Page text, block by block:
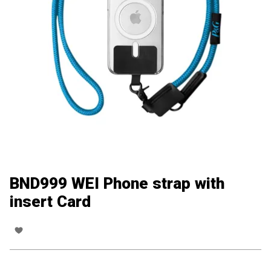
BND999 WEI Phone strap with
insert Card